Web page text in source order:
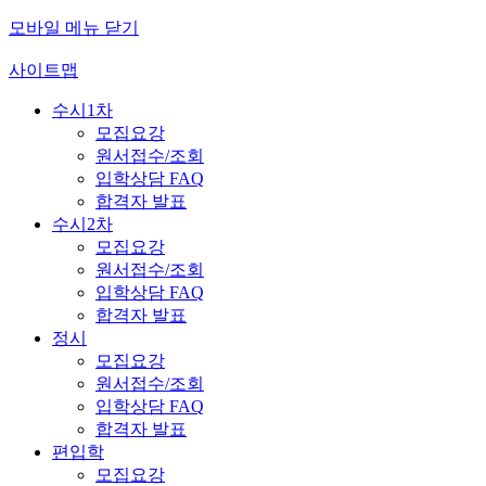
모바일 메뉴 닫기
사이트맵
수시1차
모집요강
원서접수/조회
입학상담 FAQ
합격자 발표
수시2차
모집요강
원서접수/조회
입학상담 FAQ
합격자 발표
정시
모집요강
원서접수/조회
입학상담 FAQ
합격자 발표
편입학
모집요강